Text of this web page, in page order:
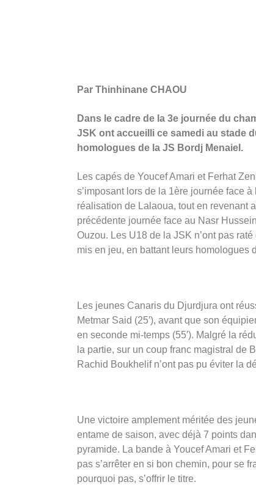
Par Thinhinane CHAOU
Dans le cadre de la 3e journée du
JSK ont accueilli ce samedi au stade
homologues de la JS Bordj Menaiel.
Les capés de Youcef Amari et Ferhat
s’imposant lors de la 1ère journée face à
réalisation de Lalaoua, tout en revenant
précédente journée face au Nasr
Ouzou. Les U18 de la JSK n’ont pas
mis en jeu, en battant leurs homologues
Les jeunes Canaris du Djurdjura ont
Metmar Said (25′), avant que son
en seconde mi-temps (55′). Malgré la
la partie, sur un coup franc magistral de
Rachid Boukhelif n’ont pas pu éviter la
Une victoire amplement méritée des
entame de saison, avec déjà 7 points
pyramide. La bande à Youcef Amari et
pas s’arrêter en si bon chemin, pour se
pourquoi pas, s’offrir le titre.